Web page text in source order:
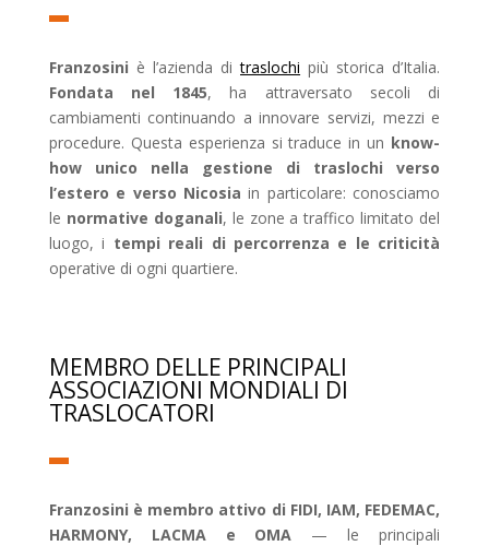
Franzosini è l’azienda ditraslochi più storica d’Italia.
Fondata nel 1845, ha attraversato secoli di
cambiamenti continuando a innovare servizi, mezzi e
procedure. Questa esperienza si traduce in un know-
how unico nella gestione di traslochi verso
l’estero e verso Nicosia in particolare: conosciamo
le normative doganali, le zone a traffico limitato del
luogo, i tempi reali di percorrenza e le criticità
operative di ogni quartiere.
MEMBRO DELLE PRINCIPALI
ASSOCIAZIONI MONDIALI DI
TRASLOCATORI
Franzosini è membro attivo di FIDI, IAM, FEDEMAC,
HARMONY, LACMA e OMA — le principali